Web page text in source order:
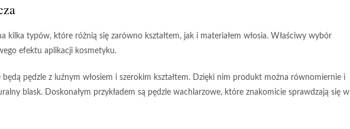
kilka typów, które różnią się zarówno kształtem, jak i materiałem włosia. Właściwy wybór
efektu aplikacji kosmetyku.
pędzle z luźnym włosiem i szerokim kształtem. Dzięki nim produkt można równomiernie i
blask. Doskonałym przykładem są pędzle wachlarzowe, które znakomicie sprawdzają się w